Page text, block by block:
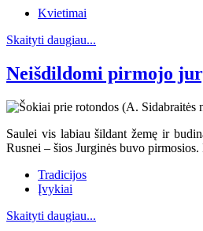
Kvietimai
Skaityti daugiau...
Neišdildomi pirmojo
Saulei vis labiau šildant žemę ir
Rusnei – šios Jurginės buvo
Tradicijos
Įvykiai
Skaityti daugiau...